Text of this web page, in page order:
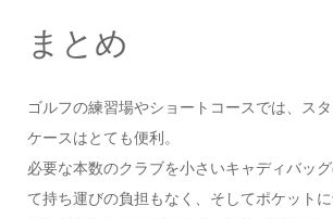
まとめ
ゴルフの練習場やショートコースでは、ス
ケースはとても便利。
必要な本数のクラブを小さいキャディバッ
て持ち運びの負担もなく、そしてポケット